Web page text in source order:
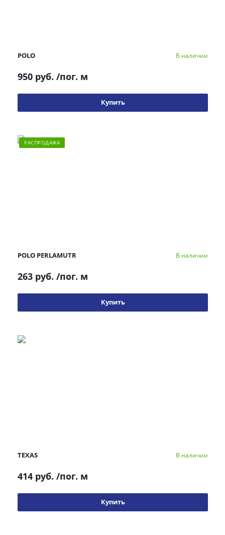
POLO В наличии
950 руб. /пог. м
Купить
РАСПРОДАЖА
POLO PERLAMUTR В наличии
263 руб. /пог. м
Купить
TEXAS В наличии
414 руб. /пог. м
Купить